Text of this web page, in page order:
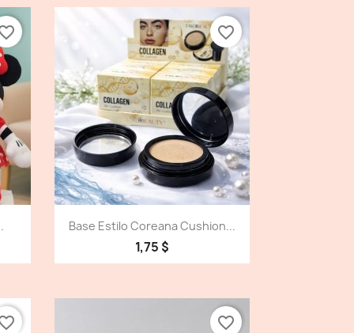
Vista detallada
Base Estilo Coreana Cushion...
1,75 $
favorite_border
favorite_border